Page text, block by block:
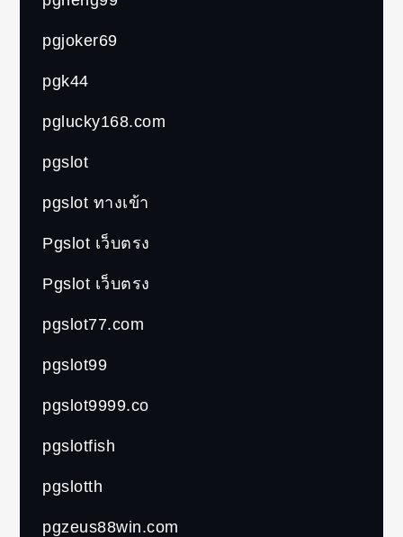
pgjoker69
pgk44
pglucky168.com
pgslot
pgslot ทางเข้า
Pgslot เว็บตรง
Pgslot เว็บตรง
pgslot77.com
pgslot99
pgslot9999.co
pgslotfish
pgslotth
pgzeus88win.com